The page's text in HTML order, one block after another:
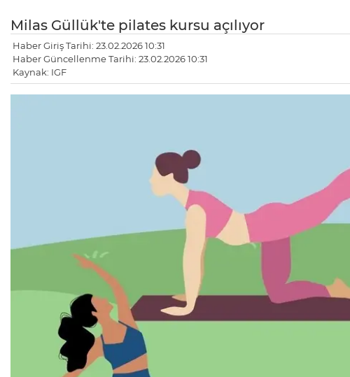
Milas Güllük'te pilates kursu açılıyor
Haber Giriş Tarihi: 23.02.2026 10:31
Haber Güncellenme Tarihi: 23.02.2026 10:31
Kaynak: IGF